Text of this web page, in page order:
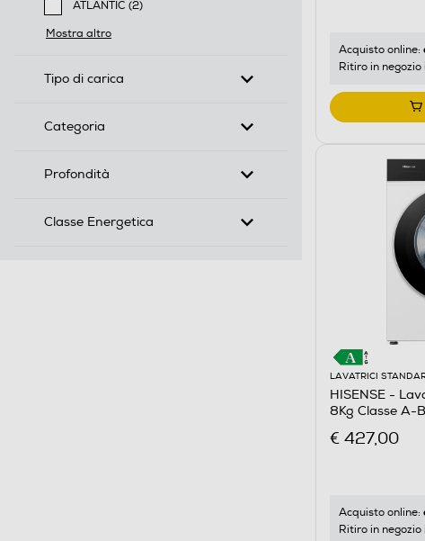
ATLANTIC (2)
Filtra per Marca: ATLANTIC
Mostra altro
Tipo di carica
Categoria
Profondità
Classe Energetica
Acquisto online:
Ritiro in
LAVATRICI
HISENSE -
8Kg Classe A-
€ 427,00
Acquisto online:
Ritiro in